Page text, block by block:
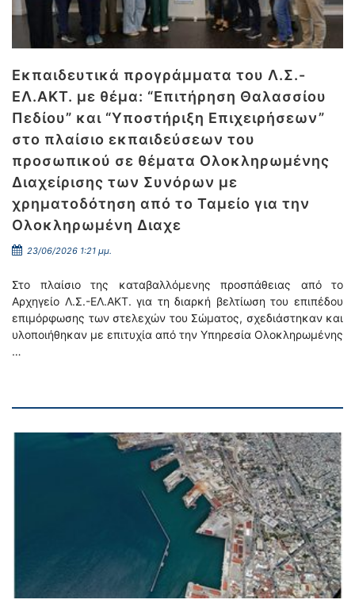
Εκπαιδευτικά προγράμματα του Λ.Σ.-
ΕΛ.ΑΚΤ. με θέμα: “Επιτήρηση Θαλασσίου
Πεδίου” και “Υποστήριξη Επιχειρήσεων”
στο πλαίσιο εκπαιδεύσεων του
προσωπικού σε θέματα Ολοκληρωμένης
Διαχείρισης των Συνόρων με
χρηματοδότηση από το Ταμείο για την
Ολοκληρωμένη Διαχε
23/06/2026 1:21 μμ.
Στο πλαίσιο της καταβαλλόμενης προσπάθειας από το
Αρχηγείο Λ.Σ.-ΕΛ.ΑΚΤ. για τη διαρκή βελτίωση του επιπέδου
επιμόρφωσης των στελεχών του Σώματος, σχεδιάστηκαν και
υλοποιήθηκαν με επιτυχία από την Υπηρεσία Ολοκληρωμένης
…